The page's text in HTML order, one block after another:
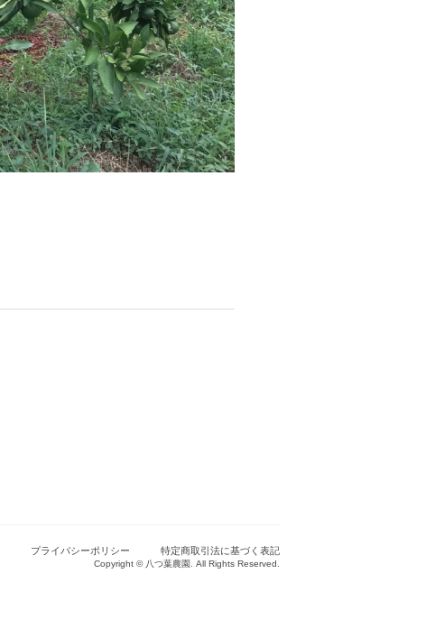
プライバシーポリシー 特定商取引法に基づく表記
Copyright © 八つ葉農園. All Rights Reserved.